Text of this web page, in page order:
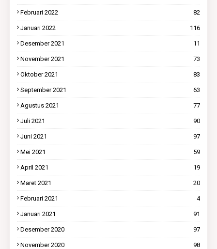
Februari 2022 82
Januari 2022 116
Desember 2021 11
November 2021 73
Oktober 2021 83
September 2021 63
Agustus 2021 77
Juli 2021 90
Juni 2021 97
Mei 2021 59
April 2021 19
Maret 2021 20
Februari 2021 4
Januari 2021 91
Desember 2020 97
November 2020 98